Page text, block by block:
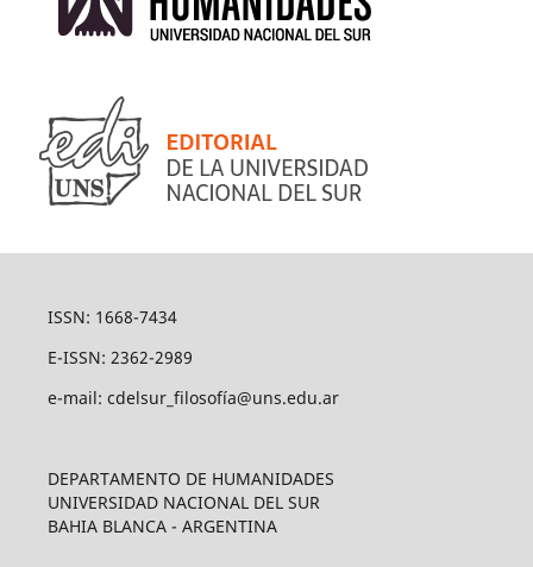
ISSN: 1668-7434
E-ISSN: 2362-2989
e-mail: cdelsur_filosofía@uns.edu.ar
DEPARTAMENTO DE HUMANIDADES
UNIVERSIDAD NACIONAL DEL SUR
BAHIA BLANCA - ARGENTINA